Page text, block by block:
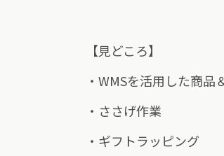
【見どころ】
・WMSを活用した商
・ささげ作業
・ギフトラッピング